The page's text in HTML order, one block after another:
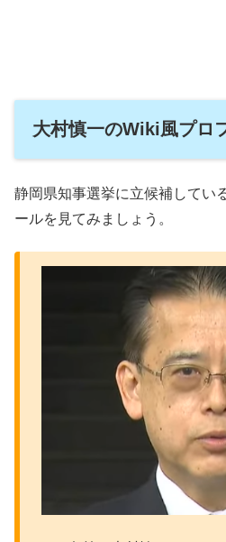
大村慎一のWiki風プロ
静岡県知事選挙に立候補してい
ールを見てみましょう。